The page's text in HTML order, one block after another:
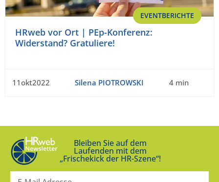
EVENTBERICHTE
HRweb vor Ort | PEp-Konferenz:
Widerstand? Gratuliere!
11okt2022 Silena PIOTROWSKI 4 min
Bleiben Sie auf dem
Laufenden mit dem
„Frischekick der HR-Szene“!